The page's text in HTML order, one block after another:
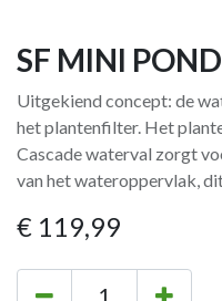
SF MINI
Uitgekiend concept: de
het plantenfilter. Het
Cascade waterval zorgt
van het wateroppervlak,
€ 119,99